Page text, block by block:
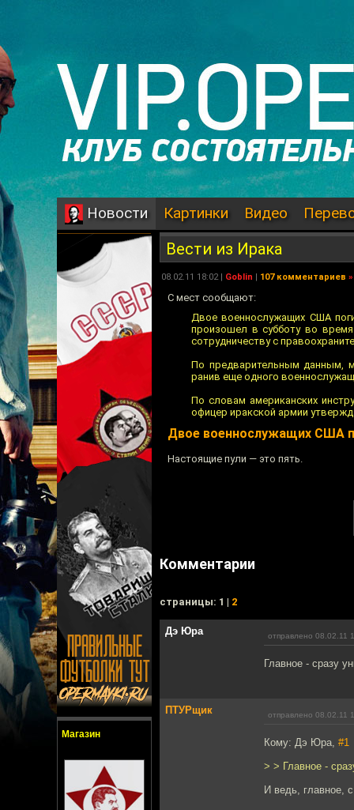
Новости Картинки Видео
Магазин
Вести из Ирака
08.02.11 18:02 | Goblin | 107 комментариев »
C мест сообщают:
Двое военнослужащих США
произошел в субботу во
сотрудничеству с
По предварительным данным,
ранив еще одного
По словам американских
офицер иракской армии
Двое военнослужащих США
Настоящие пули — это пять.
Комментарии
cтраницы: 1 | 2
Дэ Юра отправлено 08.02.11
Главное - сразу
ПТУРщик отправлено 08.02.11
Кому: Дэ Юра, #1
> > Главное -
И ведь, главное,